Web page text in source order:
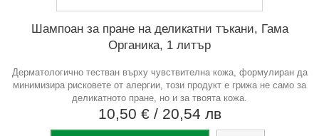
Шампоан за пране на деликатни тъкани, Гама
Органика, 1 литър
Дерматологично тестван върху чувствителна кожа, формулиран да
минимизира рисковете от алергии, този продукт е грижа не само за
деликатното пране, но и за твоята кожа.
10,50 € / 20,54 лв